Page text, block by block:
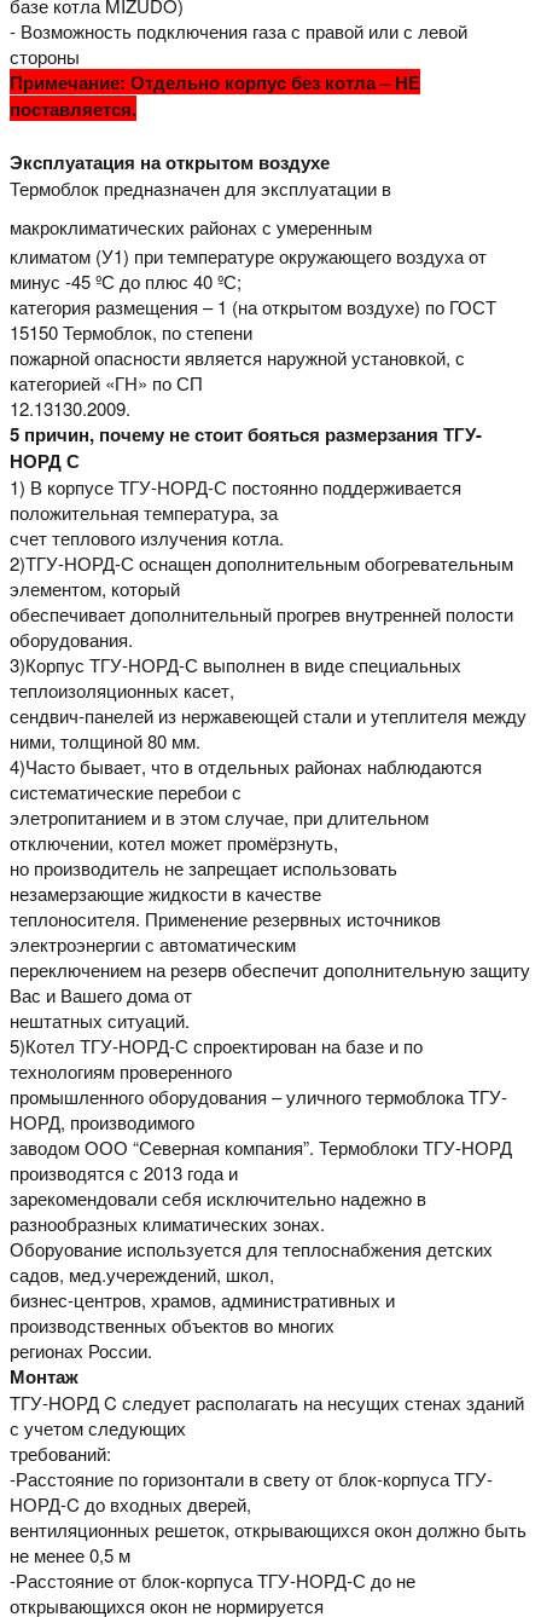
базе котла MIZUDO)
- Возможность подключения газа с правой или с левой
стороны
Примечание: Отдельно корпус без котла – НЕ
поставляется.
Эксплуатация на открытом воздухе
Термоблок предназначен для эксплуатации в
макроклиматических районах с умеренным
климатом (У1) при температуре окружающего воздуха от
минус -45 ºС до плюс 40 ºС;
категория размещения – 1 (на открытом воздухе) по ГОСТ
15150 Термоблок, по степени
пожарной опасности является наружной установкой, с
категорией «ГН» по СП
12.13130.2009.
5 причин, почему не стоит бояться размерзания ТГУ-
НОРД С
1) В корпусе ТГУ-НОРД-С постоянно поддерживается
положительная температура, за
счет теплового излучения котла.
2)ТГУ-НОРД-С оснащен дополнительным обогревательным
элементом, который
обеспечивает дополнительный прогрев внутренней полости
оборудования.
3)Корпус ТГУ-НОРД-С выполнен в виде специальных
теплоизоляционных касет,
сендвич-панелей из нержавеющей стали и утеплителя между
ними, толщиной 80 мм.
4)Часто бывает, что в отдельных районах наблюдаются
систематические перебои с
элетропитанием и в этом случае, при длительном
отключении, котел может промёрзнуть,
но производитель не запрещает использовать
незамерзающие жидкости в качестве
теплоносителя. Применение резервных источников
электроэнергии с автоматическим
переключением на резерв обеспечит дополнительную защиту
Вас и Вашего дома от
нештатных ситуаций.
5)Котел ТГУ-НОРД-С спроектирован на базе и по
технологиям проверенного
промышленного оборудования – уличного термоблока ТГУ-
НОРД, производимого
заводом ООО “Северная компания”. Термоблоки ТГУ-НОРД
производятся с 2013 года и
зарекомендовали себя исключительно надежно в
разнообразных климатических зонах.
Оборуование используется для теплоснабжения детских
садов, мед.учереждений, школ,
бизнес-центров, храмов, административных и
производственных объектов во многих
регионах России.
Монтаж
ТГУ-НОРД C следует располагать на несущих стенах зданий
с учетом следующих
требований:
-Расстояние по горизонтали в свету от блок-корпуса ТГУ-
НОРД-C до входных дверей,
вентиляционных решеток, открывающихся окон должно быть
не менее 0,5 м
-Расстояние от блок-корпуса ТГУ-НОРД-С до не
открывающихся окон не нормируется